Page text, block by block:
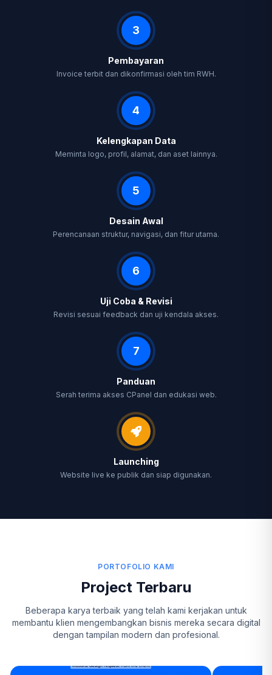
3
Pembayaran
Invoice terbit dan dikonfirmasi oleh tim RWH.
4
Kelengkapan Data
Meminta logo, profil, alamat, dan aset lainnya.
5
Desain Awal
Perencanaan struktur, navigasi, dan fitur utama.
6
Uji Coba & Revisi
Revisi sesuai feedback dan uji kendala akses.
7
Panduan
Serah terima akses CPanel dan edukasi web.
Launching
Website live ke publik dan siap digunakan.
PORTOFOLIO KAMI
Project Terbaru
Beberapa karya terbaik yang telah kami kerjakan untuk
membantu klien mengembangkan bisnis mereka secara digital
dengan tampilan modern dan profesional.